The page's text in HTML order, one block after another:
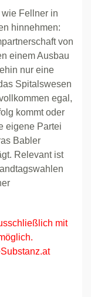
Fellner in
hinnehmen:
von
einem Ausbau
nur eine
Spitalswesen
egal,
kommt oder
eigene Partei
Babler
Relevant ist
mit